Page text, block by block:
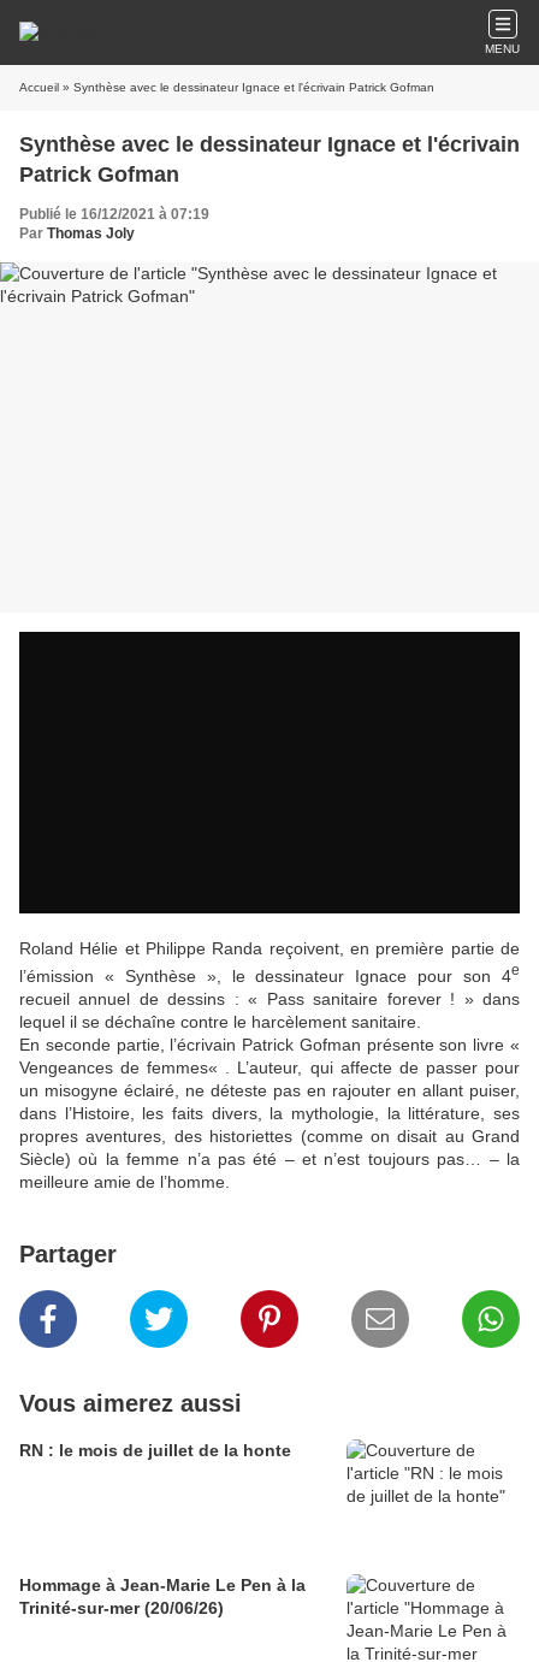
MENU
Accueil » Synthèse avec le dessinateur Ignace et l'écrivain Patrick Gofman
Synthèse avec le dessinateur Ignace et l'écrivain
Patrick Gofman
Publié le 16/12/2021 à 07:19
Par Thomas Joly
Roland Hélie et Philippe Randa reçoivent, en première partie de
l’émission « Synthèse », le dessinateur Ignace pour son 4e
recueil annuel de dessins : « Pass sanitaire forever ! » dans
lequel il se déchaîne contre le harcèlement sanitaire.
En seconde partie, l’écrivain Patrick Gofman présente son livre «
Vengeances de femmes« . L’auteur, qui affecte de passer pour
un misogyne éclairé, ne déteste pas en rajouter en allant puiser,
dans l’Histoire, les faits divers, la mythologie, la littérature, ses
propres aventures, des historiettes (comme on disait au Grand
Siècle) où la femme n’a pas été – et n’est toujours pas… – la
meilleure amie de l’homme.
Partager
Vous aimerez aussi
RN : le mois de juillet de la honte
Hommage à Jean-Marie Le Pen à la
Trinité-sur-mer (20/06/26)